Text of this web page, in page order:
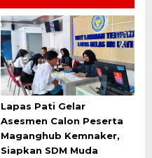
Lapas Pati Gelar
Asesmen Calon Peserta
Maganghub Kemnaker,
Siapkan SDM Muda